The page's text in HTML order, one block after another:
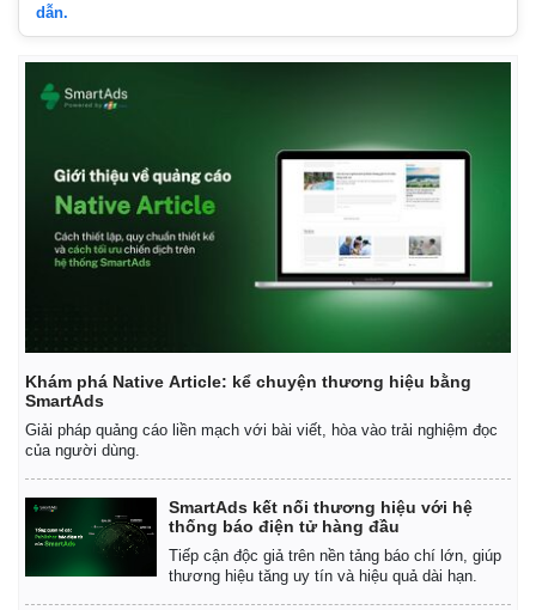
dẫn.
Khám phá Native Article: kể chuyện thương hiệu bằng
SmartAds
Giải pháp quảng cáo liền mạch với bài viết, hòa vào trải nghiệm đọc
của người dùng.
SmartAds kết nối thương hiệu với hệ
thống báo điện tử hàng đầu
Tiếp cận độc giả trên nền tảng báo chí lớn, giúp
thương hiệu tăng uy tín và hiệu quả dài hạn.